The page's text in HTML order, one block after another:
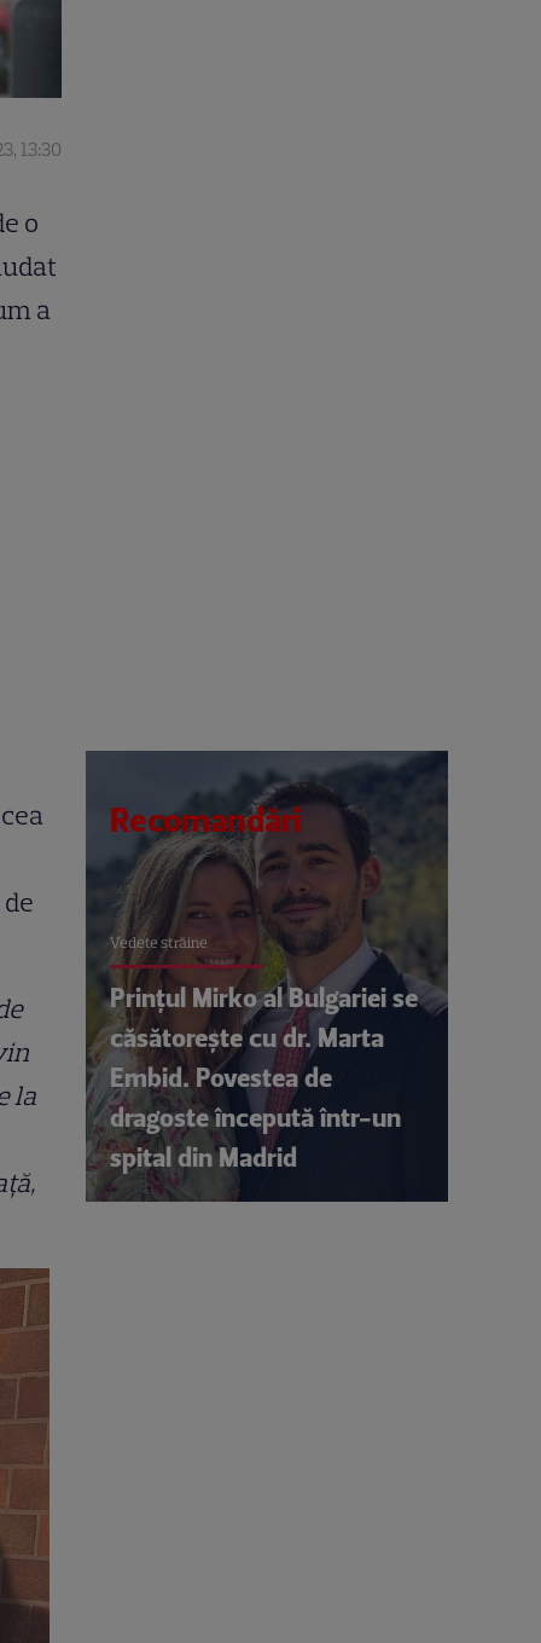
13:30
o
a
la
Recomandări
Vedete străine
Prințul Mirko al Bulgariei se
căsătorește cu dr. Marta
Embid. Povestea de
dragoste începută într-un
spital din Madrid